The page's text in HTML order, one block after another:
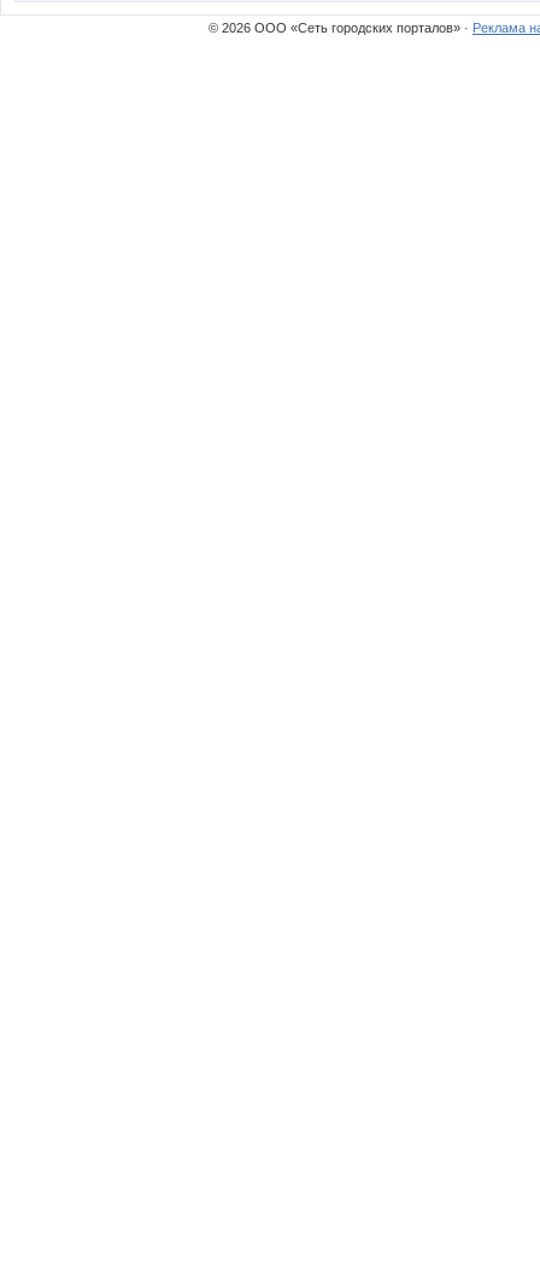
© 2026 ООО «Сеть городских порталов» · Реклама